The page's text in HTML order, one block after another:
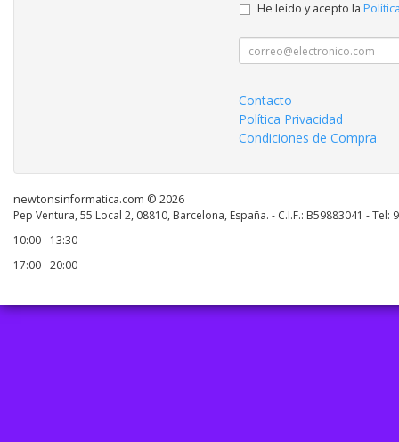
He leído y acepto la
Contacto
Política Privacidad
Condiciones de Compra
newtonsinformatica.com © 2026
Pep Ventura, 55 Local 2, 08810, Barcelona, España. - C.I.F.: B59883041 - Tel:
10:00 - 13:30
17:00 - 20:00